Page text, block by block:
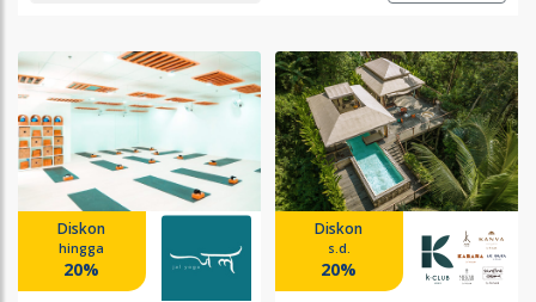
Diskon
hingga
20%
Diskon
s.d.
20%